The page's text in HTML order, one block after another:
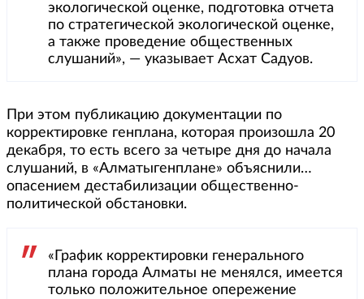
экологической оценке, подготовка отчета
по стратегической экологической оценке,
а также проведение общественных
слушаний», — указывает Асхат Садуов.
При этом публикацию документации по
корректировке генплана, которая произошла 20
декабря, то есть всего за четыре дня до начала
слушаний, в «Алматыгенплане» объяснили…
опасением дестабилизации общественно-
политической обстановки.
«График корректировки генерального
плана города Алматы не менялся, имеется
только положительное опережение